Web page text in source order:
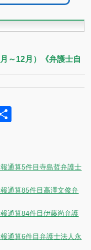
～12月）《弁護士自
通算5件目寺島哲弁護士
通算85件目高澤文俊弁
通算84件目伊藤尚弁護
通算6件目弁護士法人永